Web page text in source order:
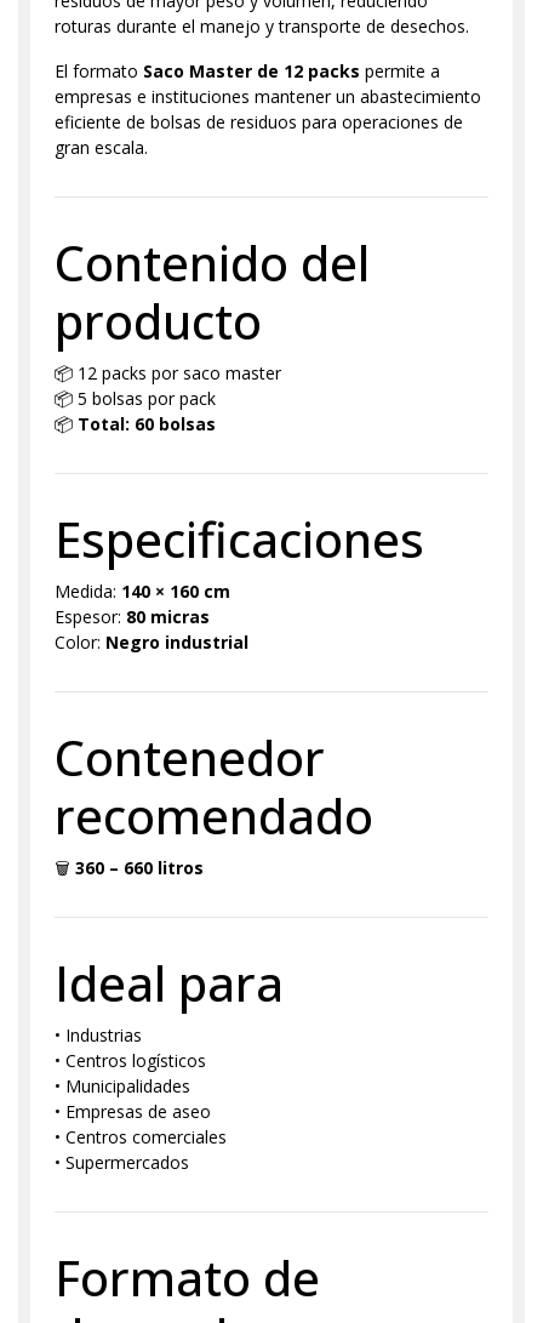
roturas durante el manejo y transporte de desechos.
El formato Saco Master de 12 packs permite a
empresas e instituciones mantener un abastecimiento
eficiente de bolsas de residuos para operaciones de
gran escala.
Contenido del
producto
📦 12 packs por saco master
📦 5 bolsas por pack
📦 Total: 60 bolsas
Especificaciones
Medida: 140 × 160 cm
Espesor: 80 micras
Color: Negro industrial
Contenedor
recomendado
🗑 360 – 660 litros
Ideal para
• Industrias
• Centros logísticos
• Municipalidades
• Empresas de aseo
• Centros comerciales
• Supermercados
Formato de